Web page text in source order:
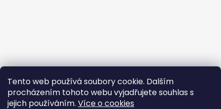
Tento web používá soubory cookie. Dalším
procházením tohoto webu vyjadřujete souhlas s
jejich používáním. Více o cookies